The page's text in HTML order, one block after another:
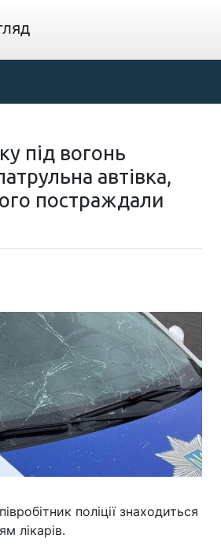
під вогонь
автівка,
постраждали
поліції знаходиться
лікарів.